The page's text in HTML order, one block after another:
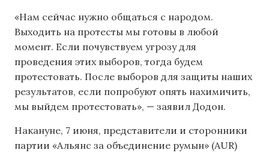
«Нам сейчас нужно общаться с народом.
Выходить на протесты мы готовы в любой
момент. Если почувствуем угрозу для
проведения этих выборов, тогда будем
протестовать. После выборов для защиты наших
результатов, если попробуют опять нахимичить,
мы выйдем протестовать», — заявил Додон.
Накануне, 7 июня, представители и сторонники
партии «Альянс за объединение румын» (AUR)